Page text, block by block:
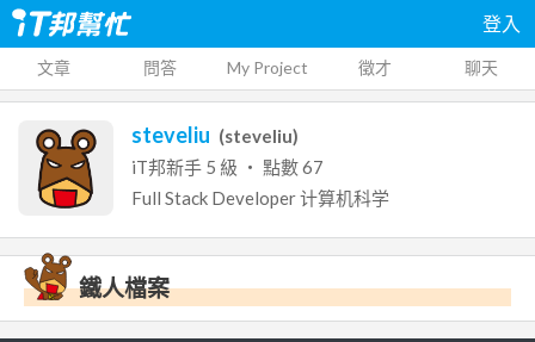
登入
文章 問答 My Project 徵才 聊天
steveliu (steveliu)
iT邦新手 5 級 ‧ 點數67
Full Stack Developer计算机科学
鐵人檔案